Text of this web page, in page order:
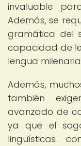
invaluable
Además, se
gramática del
capacidad de
lengua
Además,
también
avanzado de
ya que el
lingüísticas